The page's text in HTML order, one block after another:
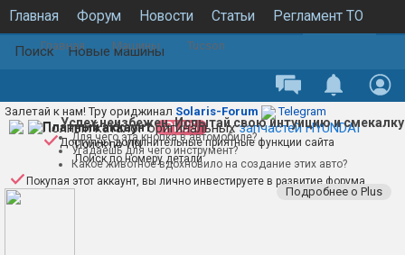
Главная Форум Новости Статьи Регламент ТО
Каталог запчастей Галерея База знаний
Поиск Новые машины
Главная Машины Tucson
Залетай к нам! Тру ориджинал Solaris-Forum Telegram
Полный каталог оригинальныхзапчастей HYUNDAI
Поиск по VIN
Поиск по номеру детали
Успех неизбежен. Испытай свою интуицию и смекалку
Для чего эта кнопка в автомобиле?
Угадаешь для чего инструмент?
Какое животное вдохновило на создание этих авто?
Платный аккаунт PLUS
Доступны дополнительные приятные функции сайта
Покупая этот аккаунт, вы лично инвестируете в развитие форума
Подробнее о Plus